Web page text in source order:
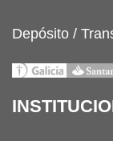
Depósito /